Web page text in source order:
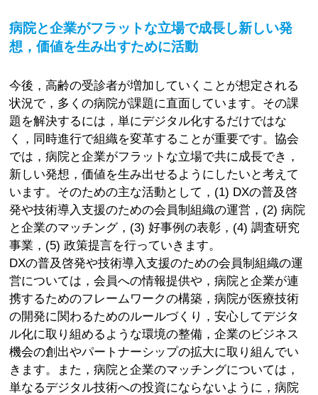
病院と企業がフラットな立場で成長し新しい発
想，価値を生み出すために活動
今後，高齢の受診者が増加していくことが想定される
状況で，多くの病院が課題に直面しています。その課
題を解決するには，単にデジタル化するだけではな
く，同時進行で組織を変革することが重要です。協会
では，病院と企業がフラットな立場で共に成長でき，
新しい発想，価値を生み出せるようにしたいと考えて
います。そのための主な活動として，(1) DXの普及啓
発や技術導入支援のための会員制組織の運営，(2) 病院
と企業のマッチング，(3) 好事例の表彰，(4) 調査研究
事業，(5) 政策提言を行っていきます。
DXの普及啓発や技術導入支援のための会員制組織の運
営については，会員への情報提供や，病院と企業が連
携するためのフレームワークの構築，病院が医療技術
の開発に関わるためのルールづくり，安心してデジタ
ル化に取り組めるような環境の整備，企業のビジネス
機会の創出やパートナーシップの拡大に取り組んでい
きます。また，病院と企業のマッチングについては，
単なるデジタル技術への投資にならないように，病院